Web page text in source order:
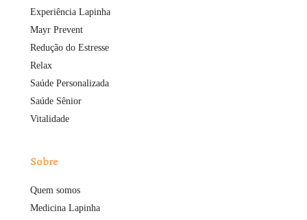
Experiência Lapinha
Mayr Prevent
Redução do Estresse
Relax
Saúde Personalizada
Saúde Sênior
Vitalidade
Sobre
Quem somos
Medicina Lapinha